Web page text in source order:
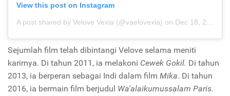
View this post on Instagram
A post shared by Velove Vexia (@vaelovexia) on Dec 18, 2019 at 5:31am PST
Sejumlah film telah dibintangi Velove selama meniti
karirnya. Di tahun 2011, ia melakoni Cewek Gokil. Di tahun
2013, ia berperan sebagai Indi dalam film Mika. Di tahun
2016, ia bermain film berjudul Wa'alaikumussalam Paris.